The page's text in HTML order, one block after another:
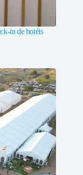
in de hotéis